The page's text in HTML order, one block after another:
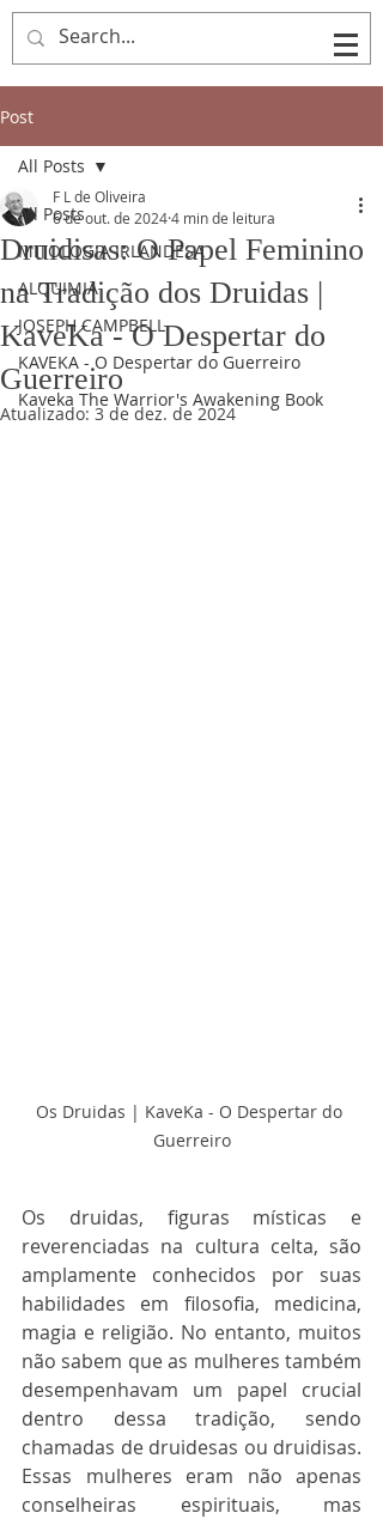
Post
All Posts
MITOLOGIA IRLANDESA
ALQUIMIA
JOSEPH CAMPBELL
KAVEKA - O Despertar do Guerreiro
Kaveka The Warrior's Awakening Book
All Posts
Druidisas: O Papel Feminino
na Tradição dos Druidas |
KaveKa - O Despertar do
Guerreiro
F L de Oliveira
6 de out. de 20244 min de leitura
Atualizado:3 de dez. de 2024
Os Druidas | KaveKa - O Despertar do
Guerreiro
Os druidas, figuras místicas e
reverenciadas na cultura celta, são
amplamente conhecidos por suas
habilidades em filosofia, medicina,
magia e religião. No entanto, muitos
não sabem que as mulheres também
desempenhavam um papel crucial
dentro dessa tradição, sendo
chamadas de druidesas ou druidisas.
Essas mulheres eram não apenas
conselheiras espirituais, mas